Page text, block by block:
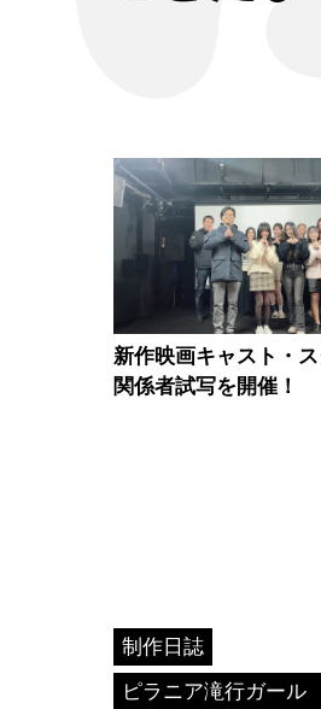
新作映画キャスト・
関係者試写を開催！
制作日誌
ピラニア滝行ガール